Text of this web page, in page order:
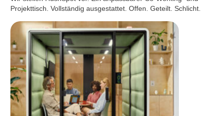
Projekttisch. Vollständig ausgestattet. Offen. Geteilt. Schlicht.